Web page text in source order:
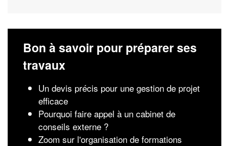
Bon à savoir pour préparer ses
travaux
Un devis précis pour une gestion de projet
efficace
Pourquoi faire appel à un cabinet de
conseils externe ?
Zoom sur l'organisation de formations